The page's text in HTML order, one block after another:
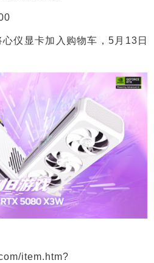
显卡加入购物车，5月13日
item.htm?